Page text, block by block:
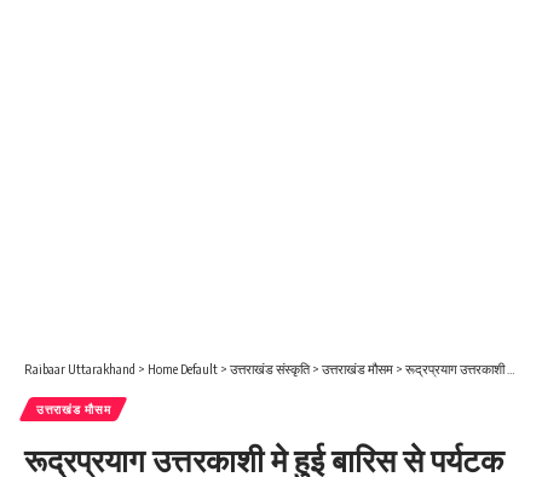
Raibaar Uttarakhand > Home Default > उत्तराखंड संस्कृति> उत्तराखंड मौसम > रूद्रप्रयाग उत्तरकाशी मे हुई बारिस से पर्यटक खुश लेकिन ठण्ड से धर धर कांपे यात्री
उत्तराखंड मौसम
रूद्रप्रयाग उत्तरकाशी मे हुई बारिस से पर्यटक